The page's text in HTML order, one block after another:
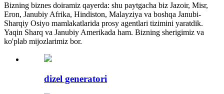
Bizning biznes doiramiz qayerda: shu paytgacha biz Jazoir, Misr,
Eron, Janubiy Afrika, Hindiston, Malayziya va boshqa Janubi-
Sharqiy Osiyo mamlakatlarida prosy agentlari tizimini yaratdik.
Yaqin Sharq va Janubiy Amerikada ham. Bizning sherigimiz va
ko'plab mijozlarimiz bor.
dizel generatori